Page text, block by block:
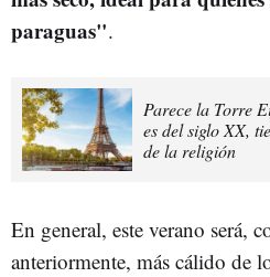
paraguas".
Parece la Torre
es del siglo XX,
de la religión
En general, este verano será,
anteriormente, más cálido de